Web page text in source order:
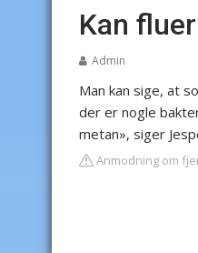
Kan
Admin
Man kan sige, at
der er nogle
metan», siger
Anmodning om